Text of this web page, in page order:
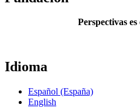
Perspectivas
Idioma
Español (España)
English